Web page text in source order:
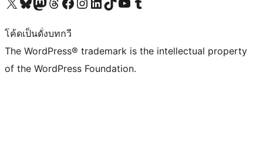
โค้ดเป็นดั่งบทกวี
The WordPress® trademark is the intellectual property
of the WordPress Foundation.